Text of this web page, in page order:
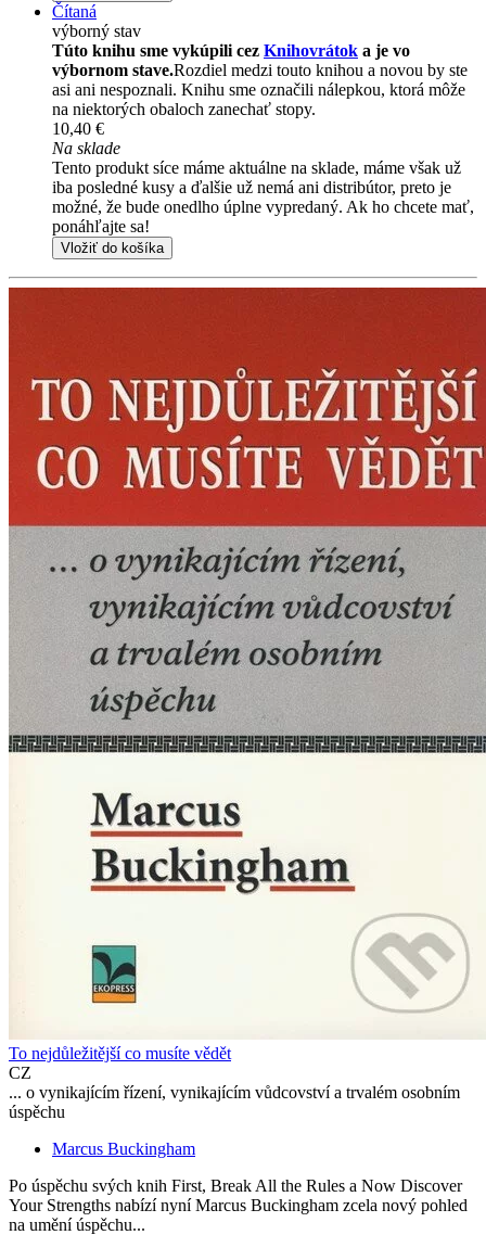
Čítaná
výborný stav
Túto knihu sme vykúpili cez Knihovrátok a je vo
výbornom stave.Rozdiel medzi touto knihou a novou by ste
asi ani nespoznali. Knihu sme označili nálepkou, ktorá môže
na niektorých obaloch zanechať stopy.
10,40 €
Na sklade
Tento produkt síce máme aktuálne na sklade, máme však už
iba posledné kusy a ďalšie už nemá ani distribútor, preto je
možné, že bude onedlho úplne vypredaný. Ak ho chcete mať,
ponáhľajte sa!
Vložiť do košíka
To nejdůležitější co musíte vědět
CZ
... o vynikajícím řízení, vynikajícím vůdcovství a trvalém osobním
úspěchu
Marcus Buckingham
Po úspěchu svých knih First, Break All the Rules a Now Discover
Your Strengths nabízí nyní Marcus Buckingham zcela nový pohled
na umění úspěchu...